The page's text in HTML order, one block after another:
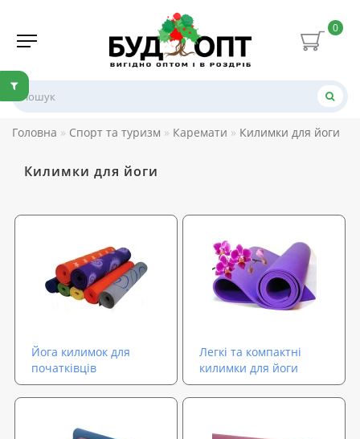
0
Головна Спорт та туризм Каремати Килимки для йоги
Килимки для йоги
Йога килимок для
початківців
Легкі та компактні
килимки для йоги